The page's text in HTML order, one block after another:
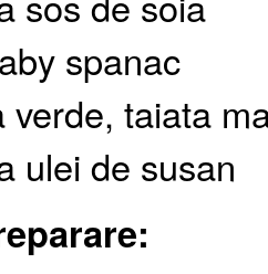
spanac
verde, taiata
ulei de susan